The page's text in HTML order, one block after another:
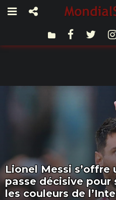
Lionel Messi s’offre
passe décisive pour
les couleurs de